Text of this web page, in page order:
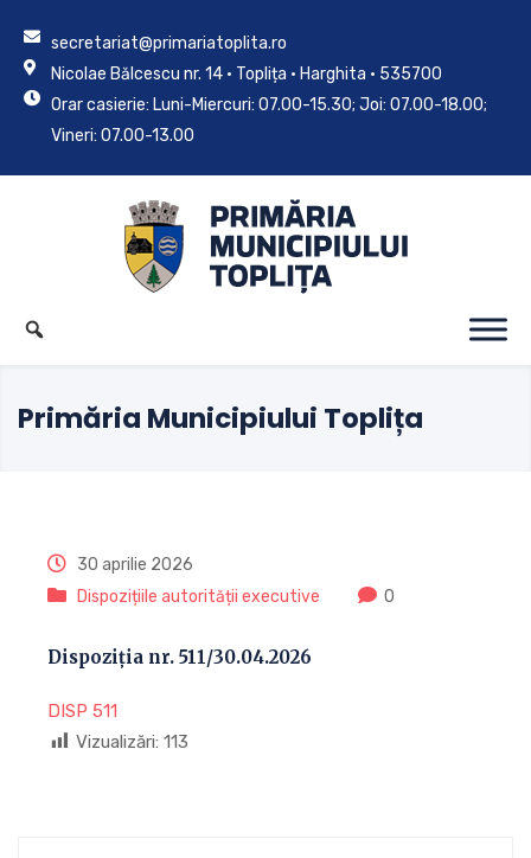
secretariat@primariatoplita.ro
Nicolae Bălcescu nr. 14 • Toplița • Harghita • 535700
Orar casierie: Luni-Miercuri: 07.00-15.30; Joi: 07.00-18.00;
Vineri: 07.00-13.00
Primăria Municipiului Toplița
30 aprilie 2026
Dispozițiile autorității executive
0
Dispoziția nr. 511/30.04.2026
DISP 511
Vizualizări: 113